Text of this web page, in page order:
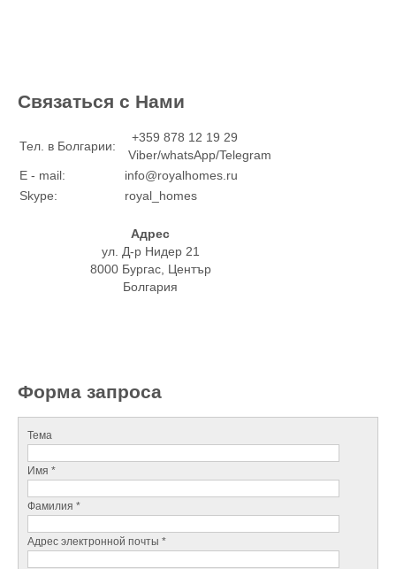
Связаться с Нами
Тел. в Болгарии:
+359 878 12 19 29
Viber/whatsApp/Telegram
E - mail:
info@royalhomes.ru
Skype:
royal_homes
Адрес
ул. Д-р Нидер 21
8000 Бургас, Център
Болгария
Форма запроса
Тема
Имя *
Фамилия *
Адрес электронной почты *